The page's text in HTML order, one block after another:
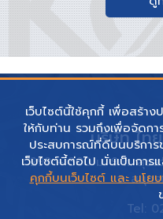
บริษัท ไท
299 – 300 ม. 9 ถ. สุขส
จ. สมุทร
Tel:
เว็บไซต์นี้ใช้คุกกี้ เพื่อสร้า
ให้กับท่าน รวมถึงเพื่อจัดก
ประสบการณ์ที่ดีบนบริการ
เว็บไซต์นี้ต่อไป นั่นเป็นกา
คุกกี้บนเว็บไซต์ และ นโ